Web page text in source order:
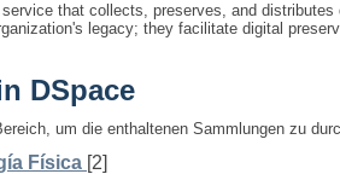
that collects, preserves, and
legacy; they facilitate digital
DSpace
um die enthaltenen Sammlungen zu
Física [2]